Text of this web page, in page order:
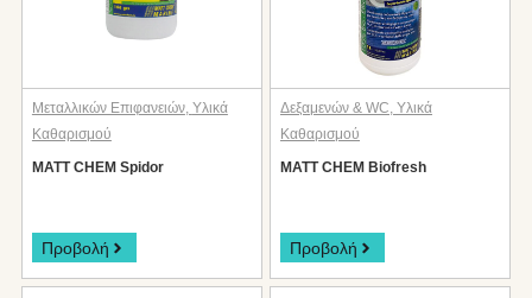
Μεταλλικών Επιφανειών, Υλικά
Καθαρισμού
MATT CHEM Spidor
Προβολή
Δεξαμενών & WC Υλικά
Καθαρισμού
MATT CHEM Biofresh
Προβολή